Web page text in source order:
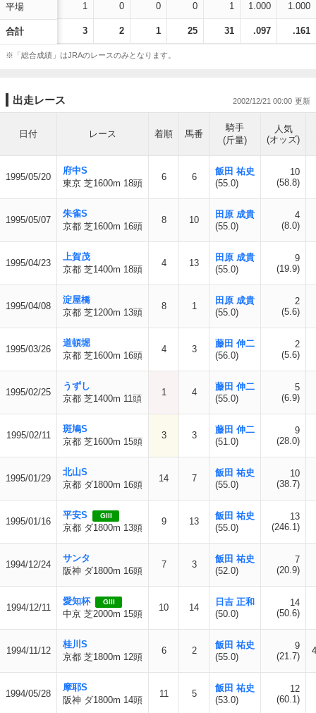
平場
合計
1 0 0 0 1 1.000 1.000
3 2 1 25 31 .097 .161
※「総合成績」はJRAのレースのみとなります。
出走レース 2002/12/21 00:00
日付 レース 着順 馬番
騎手
(斤量)
人気
(オッズ)
1995/05/20
府中S
東京 芝1600m 18頭
6 6
飯田 祐史
(55.0)
10
(58.8)
1995/05/07
朱雀S
京都 芝1600m 16頭
8 10
田原 成貴
(55.0)
4
(8.0)
1995/04/23
上賀茂
京都 芝1400m 18頭
4 13
田原 成貴
(55.0)
9
(19.9)
1995/04/08
淀屋橋
京都 芝1200m 13頭
8 1
田原 成貴
(55.0)
2
(5.6)
1995/03/26
道頓堀
京都 芝1600m 16頭
4 3
藤田 伸二
(56.0)
2
(5.6)
1995/02/25
うずし
京都 芝1400m 11頭
1 4
藤田 伸二
(55.0)
5
(6.9)
1995/02/11
斑鳩S
京都 芝1600m 15頭
3 3
藤田 伸二
(51.0)
9
(28.0)
1995/01/29
北山S
京都 ダ1800m 16頭
14 7
飯田 祐史
(55.0)
10
(38.7)
1995/01/16
平安S GIII
京都 ダ1800m 13頭
9 13
飯田 祐史
(55.0)
13
(246.1)
1994/12/24
サンタ
阪神 ダ1800m 16頭
7 3
飯田 祐史
(52.0)
7
(20.9)
1994/12/11
愛知杯 GIII
中京 芝2000m 15頭
10 14
日吉 正和
(50.0)
14
(50.6)
1994/11/12
桂川S
京都 芝1800m 12頭
6 2
飯田 祐史
(55.0)
9
(21.7)
1994/05/28
摩耶S
阪神 ダ1800m 14頭
11 5
飯田 祐史
(53.0)
12
(60.1)